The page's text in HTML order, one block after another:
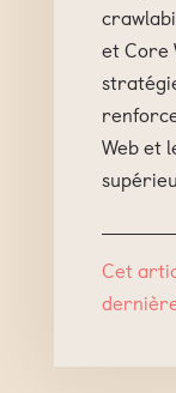
et Core
Web et
Cet